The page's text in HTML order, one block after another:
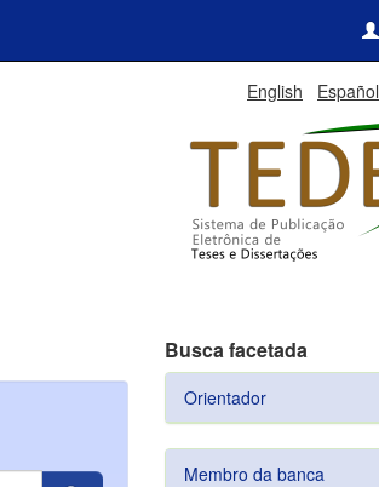
English Español
Busca facetada
Orientador
Membro da banca